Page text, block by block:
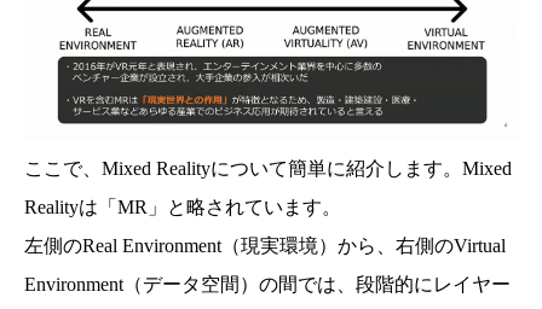
ここで、Mixed Realityについて簡単に紹介します。Mixed
Realityは「MR」と略されています。
左側のReal Environment（現実環境）から、右側のVirtual
Environment（データ空間）の間では、段階的にレイヤー